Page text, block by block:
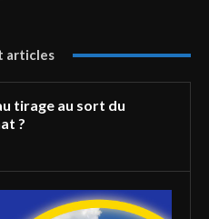
articles
tirage au sort du
?